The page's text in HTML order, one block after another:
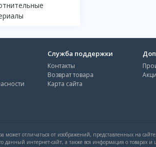
Служба поддержки
Контакты
Возврат товара
Карта сайта
может отличаться от изображений, представленных на
данный интернет-сайт, а также вся информация о товарах